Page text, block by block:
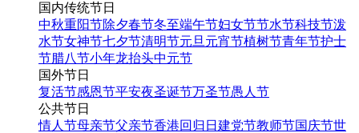
国内传统节日
中秋重阳节除夕春节冬至端午节妇女节节水节科技节泼
水节女神节七夕节清明节元旦 元宵节植树节青年节护士
节腊八节小年龙抬头中元节
国外节日
复活节感恩节平安夜圣诞节万圣节愚人节
公共节日
情人节母亲节父亲节香港回归日 建党节教师节国庆节世